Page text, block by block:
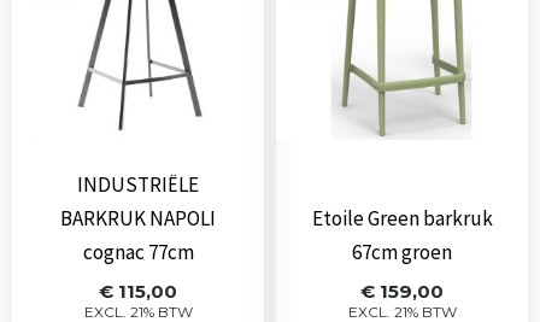
INDUSTRIËLE
BARKRUK NAPOLI
cognac 77cm
€ 115,00
EXCL. 21% BTW
Etoile Green barkruk
67cm groen
€ 159,00
EXCL. 21% BTW